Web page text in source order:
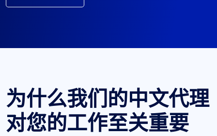
为什么我们的中文代理
对您的工作至关重要